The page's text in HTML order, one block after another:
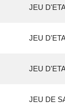
JEU
JEU
JEU
JEU DE